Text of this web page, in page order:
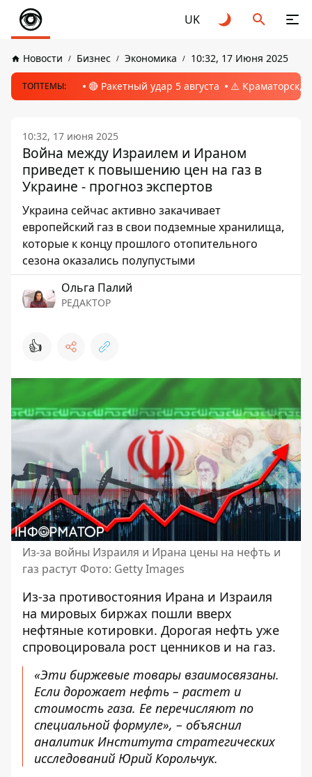
UK
Новости Бизнес Экономика 10:32, 17 Июня 2025
ТОПТЕМЫ: 🔴 Ракетный удар 5 августа ⚠️ Краматорск,
10:32, 17 июня 2025
Война между Израилем и Ираном
приведет к повышению цен на газ в
Украине - прогноз экспертов
Украина сейчас активно закачивает
европейский газ в свои подземные хранилища,
которые к концу прошлого отопительного
сезона оказались полупустыми
Ольга Палий
РЕДАКТОР
👍
Из-за войны Израиля и Ирана цены на нефть и
газ растут Фото: Getty Images
Из-за противостояния Ирана и Израиля
на мировых биржах пошли вверх
нефтяные котировки. Дорогая нефть уже
спровоцировала рост ценников и на газ.
«Эти биржевые товары взаимосвязаны.
Если дорожает нефть – растет и
стоимость газа. Ее перечисляют по
специальной формуле», – объяснил
аналитик Института стратегических
исследований Юрий Корольчук.